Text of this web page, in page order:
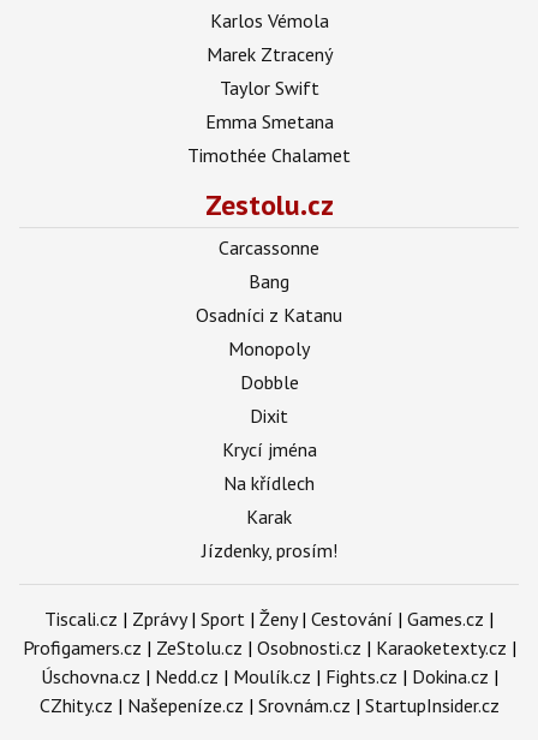
Karlos Vémola
Marek Ztracený
Taylor Swift
Emma Smetana
Timothée Chalamet
Zestolu.cz
Carcassonne
Bang
Osadníci z Katanu
Monopoly
Dobble
Dixit
Krycí jména
Na křídlech
Karak
Jízdenky, prosím!
Tiscali.cz | Zprávy| Sport | Ženy| Cestování | Games.cz |
Profigamers.cz | ZeStolu.cz | Osobnosti.cz | Karaoketexty.cz |
Úschovna.cz | Nedd.cz | Moulík.cz | Fights.cz | Dokina.cz |
CZhity.cz | Našepeníze.cz | Srovnám.cz | StartupInsider.cz